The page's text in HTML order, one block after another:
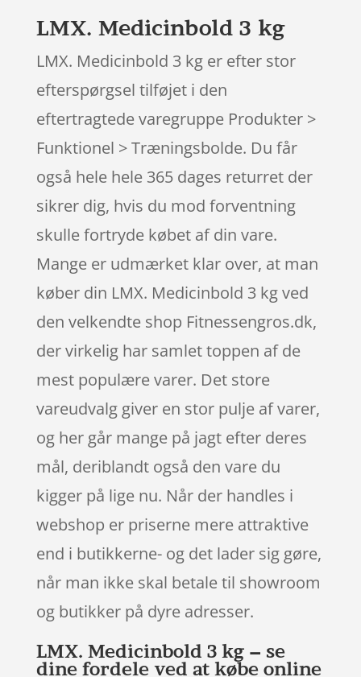
LMX. Medicinbold 3 kg
LMX. Medicinbold 3 kg er efter stor
efterspørgsel tilføjet i den
eftertragtede varegruppe Produkter >
Funktionel > Træningsbolde. Du får
også hele hele 365 dages returret der
sikrer dig, hvis du mod forventning
skulle fortryde købet af din vare.
Mange er udmærket klar over, at man
køber din LMX. Medicinbold 3 kg ved
den velkendte shop Fitnessengros.dk,
der virkelig har samlet toppen af de
mest populære varer. Det store
vareudvalg giver en stor pulje af varer,
og her går mange på jagt efter deres
mål, deriblandt også den vare du
kigger på lige nu. Når der handles i
webshop er priserne mere attraktive
end i butikkerne- og det lader sig gøre,
når man ikke skal betale til showroom
og butikker på dyre adresser.
LMX. Medicinbold 3 kg – se
dine fordele ved at købe online